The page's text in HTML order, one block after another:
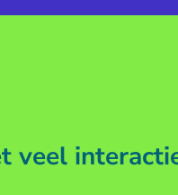
veel